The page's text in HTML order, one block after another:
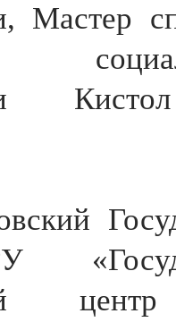
Мастер